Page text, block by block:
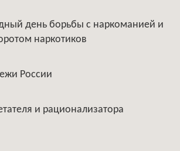
день борьбы с наркоманией и
наркотиков
России
и рационализатора